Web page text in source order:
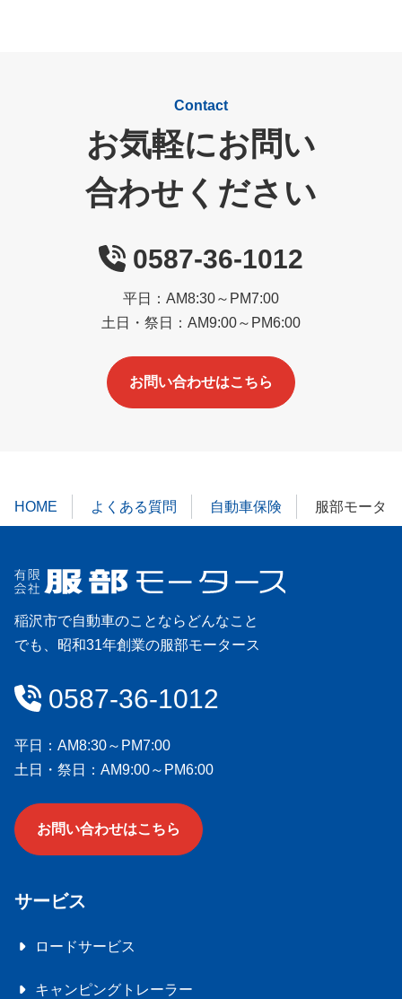
Contact
お気軽にお問い
合わせください
0587-36-1012
平日：AM8:30～PM7:00
土日・祭日：AM9:00～PM6:00
お問い合わせはこちら
HOME よくある質問 自動車保険 服部モータ
稲沢市で自動車のことならどんなこと
でも、昭和31年創業の服部モータース
0587-36-1012
平日：AM8:30～PM7:00
土日・祭日：AM9:00～PM6:00
お問い合わせはこちら
サービス
ロードサービス
キャンピングトレーラー